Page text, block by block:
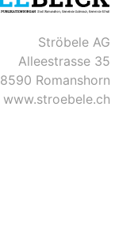
Ströbele AG
Alleestrasse 35
8590 Romanshorn
www.stroebele.ch